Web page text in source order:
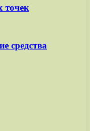
точек
средства